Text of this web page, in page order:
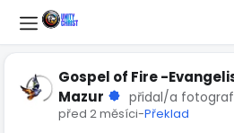
Gospel of Fire -
Mazur
přidal/a
před 2 měsíci-Překlad